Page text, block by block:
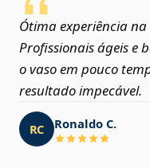
Ótima experiência na
Profissionais ágeis e
o vaso em pouco
resultado impecável.
RC Ronaldo C.